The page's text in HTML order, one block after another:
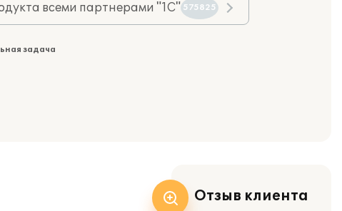
всеми партнерами "1С" 575825
задача
Отзыв клиента